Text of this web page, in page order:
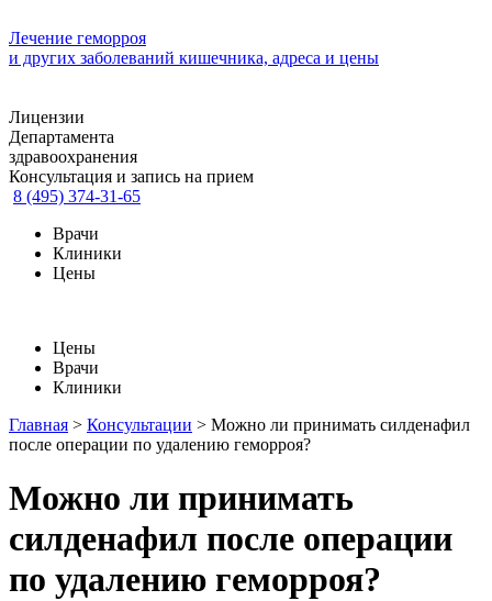
Лечение геморроя
и других заболеваний кишечника, адреса и цены
Лицензии
Департамента
здравоохранения
Консультация и запись на прием
8 (495) 374-31-65
Врачи
Клиники
Цены
Цены
Врачи
Клиники
Главная > Консультации > Можно ли принимать силденафил
после операции по удалению геморроя?
Можно ли принимать
силденафил после операции
по удалению геморроя?